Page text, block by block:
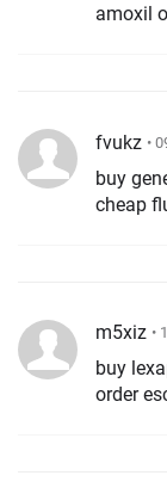
amoxil
fvukz •
buy
cheap
m5xiz •
buy
order